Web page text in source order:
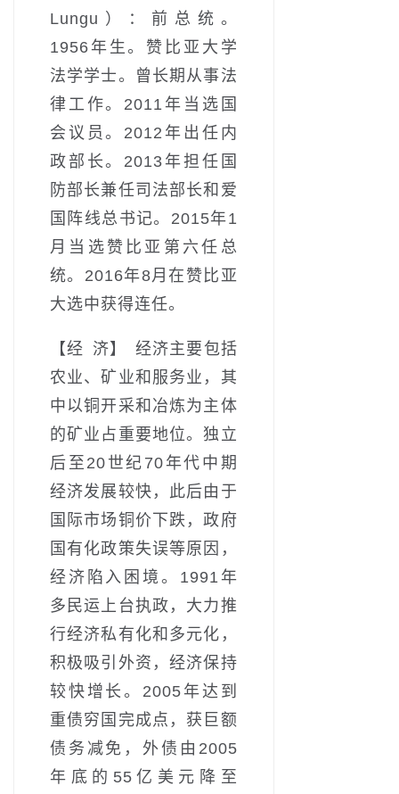
Lungu）：前总统。
1956年生。赞比亚大学
法学学士。曾长期从事法
律工作。2011年当选国
会议员。2012年出任内
政部长。2013年担任国
防部长兼任司法部长和爱
国阵线总书记。2015年1
月当选赞比亚第六任总
统。2016年8月在赞比亚
大选中获得连任。
【经 济】 经济主要包括
农业、矿业和服务业，其
中以铜开采和冶炼为主体
的矿业占重要地位。独立
后至20世纪70年代中期
经济发展较快，此后由于
国际市场铜价下跌，政府
国有化政策失误等原因，
经济陷入困境。1991年
多民运上台执政，大力推
行经济私有化和多元化，
积极吸引外资，经济保持
较快增长。2005年达到
重债穷国完成点，获巨额
债务减免，外债由2005
年底的55亿美元降至